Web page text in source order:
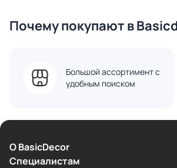
Почему покупают в
Большой ассортимент с
удобным поиском
О BasicDecor
Cпециалистам